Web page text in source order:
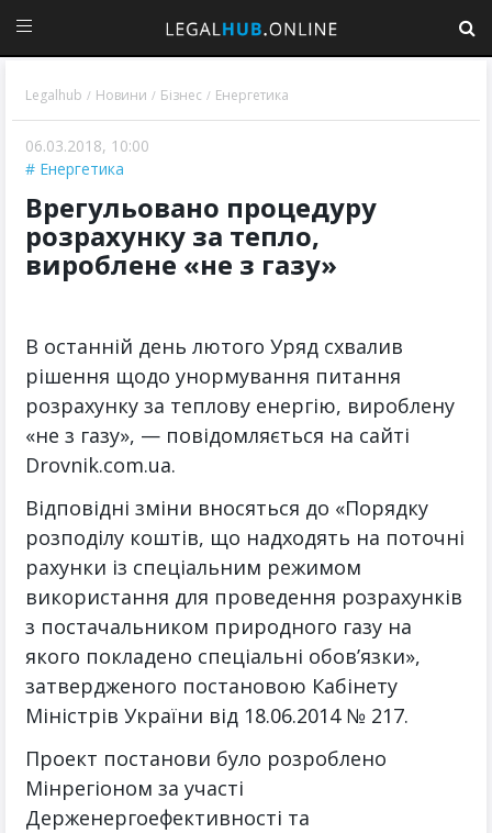
Legalhub / Новини / Бізнес / Енергетика
06.03.2018, 10:00
Енергетика
​Врегульовано процедуру
розрахунку за тепло,
вироблене «не з газу»
В останній день лютого Уряд схвалив
рішення щодо унормування питання
розрахунку за теплову енергію, вироблену
«не з газу», — повідомляється на сайті
Drovnik.com.ua.
Відповідні зміни вносяться до «Порядку
розподілу коштів, що надходять на поточні
рахунки із спеціальним режимом
використання для проведення розрахунків
з постачальником природного газу на
якого покладено спеціальні обов’язки»,
затвердженого постановою Кабінету
Міністрів України від 18.06.2014 № 217.
Проект постанови було розроблено
Мінрегіоном за участі
Держенергоефективності та